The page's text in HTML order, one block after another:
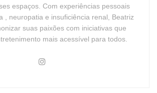
espaços. Com experiências pessoais
, neuropatia e insuficiência renal, Beatriz
suas paixões com iniciativas que
mais acessível para todos.